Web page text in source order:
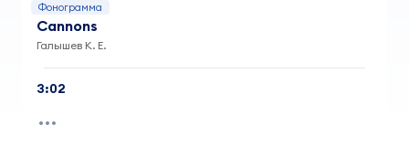
Фонограмма
Cannons
Галышев К. Е.
3:02